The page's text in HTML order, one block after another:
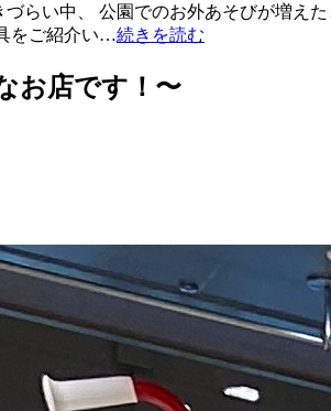
らい中、 公園でのお外あそびが増え
をご紹介い…続きを読む
お店です！〜